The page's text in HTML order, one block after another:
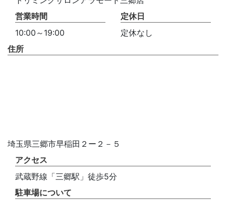
営業時間
10:00～19:00
定休日
定休なし
住所
埼玉県三郷市早稲田２ー２－５
アクセス
武蔵野線「三郷駅」徒歩5分
駐車場について